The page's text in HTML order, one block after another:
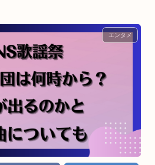
エンタメ